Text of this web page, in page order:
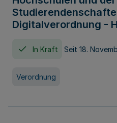
Digitalverordnung -
In Kraft Seit 18.
Verordnung